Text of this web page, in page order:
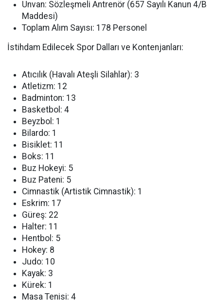
Unvan: Sözleşmeli Antrenör (657 Sayılı Kanun 4/B
Maddesi)
Toplam Alım Sayısı: 178 Personel
İstihdam Edilecek Spor Dalları ve Kontenjanları:
Atıcılık (Havalı Ateşli Silahlar): 3
Atletizm: 12
Badminton: 13
Basketbol: 4
Beyzbol: 1
Bilardo: 1
Bisiklet: 11
Boks: 11
Buz Hokeyi: 5
Buz Pateni: 5
Cimnastik (Artistik Cimnastik): 1
Eskrim: 17
Güreş: 22
Halter: 11
Hentbol: 5
Hokey: 8
Judo: 10
Kayak: 3
Kürek: 1
Masa Tenisi: 4